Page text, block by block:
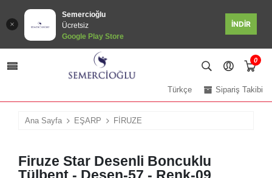
Semercioğlu
Ücretsiz
Google Play Store
İNDİR
0
Sipariş Takibi
Türkçe
Ana Sayfa EŞARP FİRUZE
Firuze Star Desenli Boncuklu